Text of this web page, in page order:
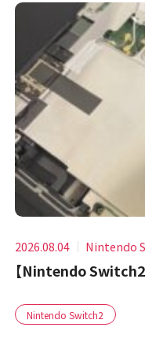
2026.08.04 Nintendo
【Nintendo Switch2
Nintendo Switch2